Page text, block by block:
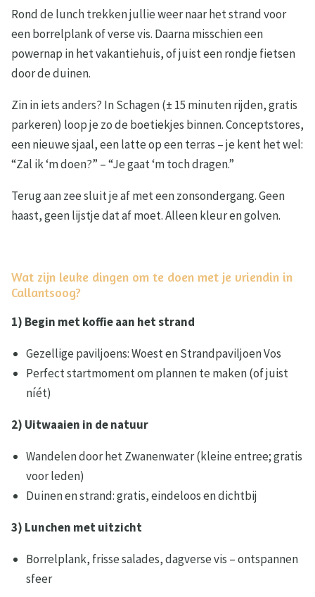
Rond de lunch trekken jullie weer naar het strand voor
een borrelplank of verse vis. Daarna misschien een
powernap in het vakantiehuis, of juist een rondje fietsen
door de duinen.
Zin in iets anders? In Schagen (± 15 minuten rijden, gratis
parkeren) loop je zo de boetiekjes binnen. Conceptstores,
een nieuwe sjaal, een latte op een terras – je kent het wel:
“Zal ik ‘m doen?” – “Je gaat ‘m toch dragen.”
Terug aan zee sluit je af met een zonsondergang. Geen
haast, geen lijstje dat af moet. Alleen kleur en golven.
Wat zijn leuke dingen om te doen met je vriendin in
Callantsoog?
1) Begin met koffie aan het strand
Gezellige paviljoens: Woest en Strandpaviljoen Vos
Perfect startmoment om plannen te maken (of juist
níét)
2) Uitwaaien in de natuur
Wandelen door het Zwanenwater (kleine entree; gratis
voor leden)
Duinen en strand: gratis, eindeloos en dichtbij
3) Lunchen met uitzicht
Borrelplank, frisse salades, dagverse vis – ontspannen
sfeer